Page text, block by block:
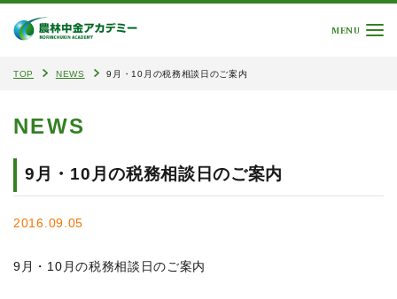
MENU
TOP NEWS 9月・10月の税務相談日のご案内
NEWS
9月・10月の税務相談日のご案内
2016.09.05
9月・10月の税務相談日のご案内